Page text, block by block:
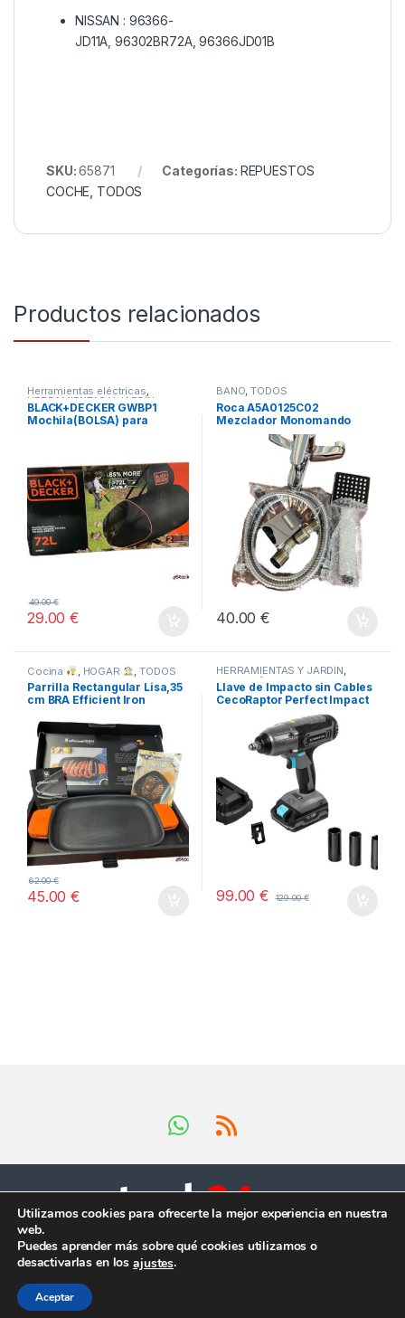
NISSAN : 96366-
JD11A, 96302BR72A, 96366JD01B
SKU:65871 Categorías: REPUESTOS
COCHE, TODOS
Productos relacionados
Herramientas eléctricas,
HERRAMIENTAS Y JARDÍN,
TODOS
BLACK+DECKER GWBP1
Mochila(BOLSA) para
29.00€
49.00€
BAÑO,TODOS
Roca A5A0125C02
Mezclador Monomando
Baño-Ducha, Coleccion
Victoria, Cromado
40.00€
Cocina , HOGAR ,TODOS
Parrilla Rectangular Lisa,35
cm BRA Efficient Iron
45.00€
62.00€
HERRAMIENTAS Y JARDÍN,
HOGAR
,
STORE CECOTEC -
DISTRIBUIDOR OFICIAL
,
TODOS
Llave de Impacto sin Cables
CecoRaptor Perfect Impact
2020 Ultra CECOTEC
99.00€ 129.00€
Tienes preguntas ?
¡Llámanos en horario
Utilizamos cookies para ofrecerte la mejor experiencia en nuestra
web.
Puedes aprender más sobre qué cookies utilizamos o
desactivarlas en losajustes.
Aceptar